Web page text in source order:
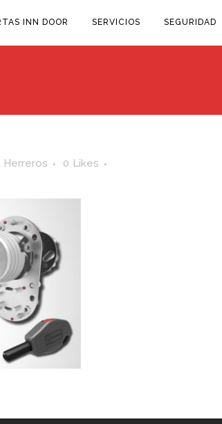
INN DOOR SERVICIOS SEGURIDAD
Herreros 0 Likes